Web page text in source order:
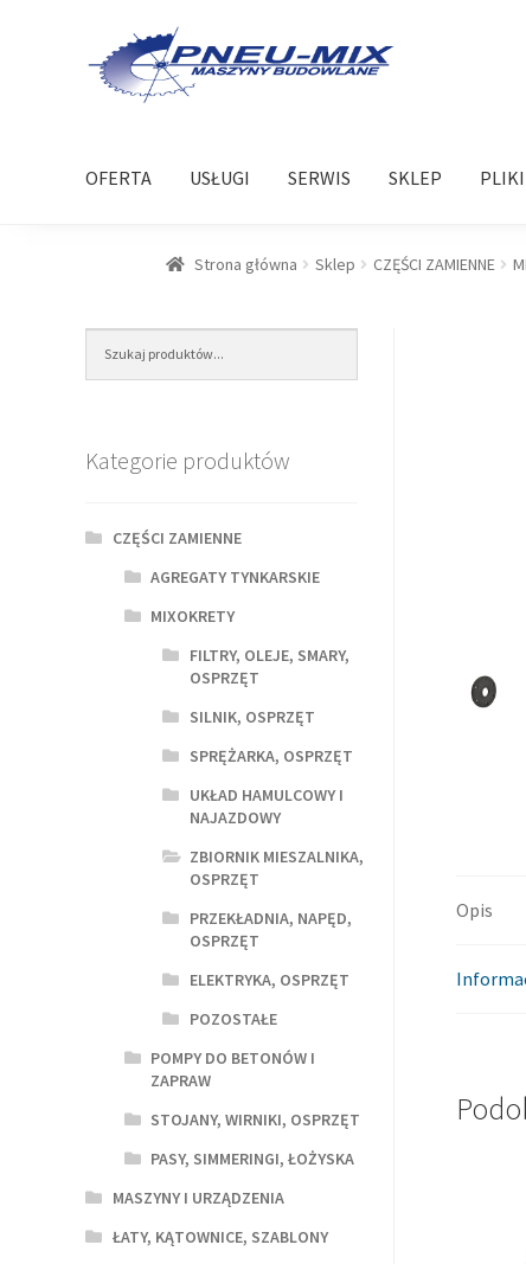
Przejdź
do
nawigacji
Przejdź
do
treści
OFERTA USŁUGI SERWIS SKLEP
Strona główna Sklep CZĘŚCI ZAMIENNE
Opis
Kategorie produktów
CZĘŚCI ZAMIENNE
AGREGATY TYNKARSKIE
MIXOKRETY
FILTRY, OLEJE, SMARY,
OSPRZĘT
SILNIK, OSPRZĘT
SPRĘŻARKA, OSPRZĘT
UKŁAD HAMULCOWY I
NAJAZDOWY
ZBIORNIK MIESZALNIKA,
OSPRZĘT
PRZEKŁADNIA, NAPĘD,
OSPRZĘT
ELEKTRYKA, OSPRZĘT
POZOSTAŁE
POMPY DO BETONÓW I
ZAPRAW
STOJANY, WIRNIKI, OSPRZĘT
PASY, SIMMERINGI, ŁOŻYSKA
MASZYNY I URZĄDZENIA
ŁATY, KĄTOWNICE, SZABLONY